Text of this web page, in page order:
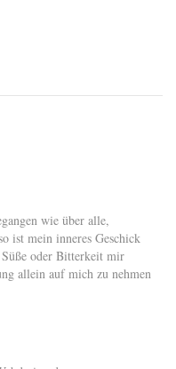
wie über alle,
ist mein inneres Geschick
Süße oder Bitterkeit mir
allein auf mich zu nehmen